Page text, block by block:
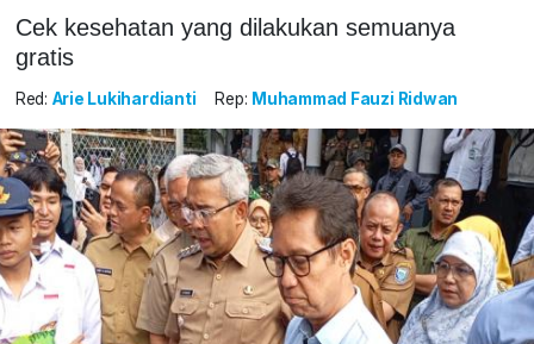
Cek kesehatan yang dilakukan semuanya
gratis
Red: Arie Lukihardianti Rep: Muhammad Fauzi Ridwan